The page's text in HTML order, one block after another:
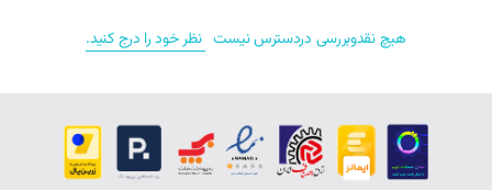
هیچ نقدوبررسی دردسترس نیست نظر خود را درج کنید.